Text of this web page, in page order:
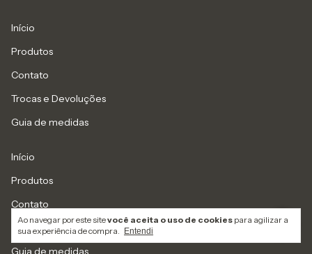
Ao navegar por este sitevocê aceita o uso de cookies para agilizar a
sua experiência de compra.
Entendi
Início
Produtos
Contato
Trocas e Devoluções
Guia de medidas
Início
Produtos
Contato
Trocas e Devoluções
Guia de medidas